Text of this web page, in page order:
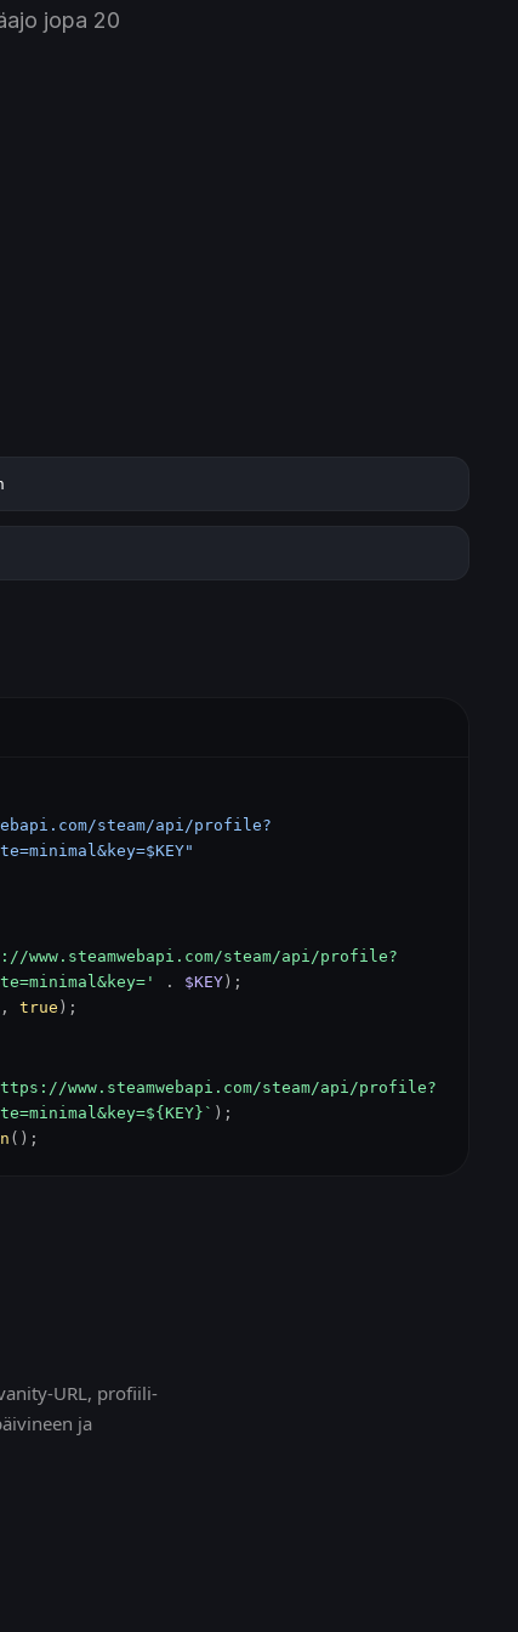
jopa 20
steam/api/profile?
www.steamwebapi.com/steam/api/profile?
. $KEY );
, true );
www.steamwebapi.com/steam/api/profile?
);
();
URL, profiili-
ja